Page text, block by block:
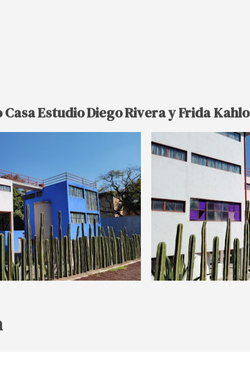
Casa Estudio Diego Rivera y Frida Kahlo